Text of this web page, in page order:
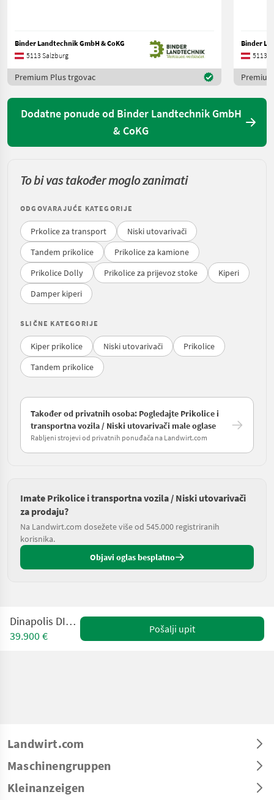
Binder Landtechnik GmbH & CoKG
5113 Salzburg
Premium Plus trgovac
Binder
5113
Dodatne ponude od Binder Landtechnik GmbH
& CoKG
To bi vas također moglo zanimati
ODGOVARAJUĆE KATEGORIJE
Prkolice za transport
Niski utovarivači
Tandem prikolice
Prikolice za kamione
Prikolice Dolly
Prikolice za prijevoz stoke
Kiperi
Damper kiperi
SLIČNE KATEGORIJE
Kiper prikolice Niski utovarivači
Prikolice
Tandem prikolice
Također od privatnih osoba: Pogledajte Prikolice i
transportna vozila / Niski utovarivači male oglase
Rabljeni strojevi od privatnih ponuđača na Landwirt.com
Imate Prikolice i transportna vozila / Niski utovarivači
za prodaju?
Na Landwirt.com dosežete više od 545.000 registriranih
korisnika.
Objavi oglas besplatno
Dinapolis DINA LLL27
39.900 €
Pošalji upit
Landwirt.com
Maschinengruppen
Kleinanzeigen